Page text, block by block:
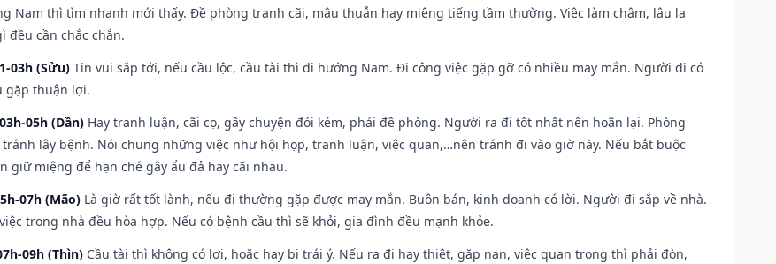
Nam thì tìm nhanh mới thấy. Đề phòng tranh cãi, mâu thuẫn hay miệng tiếng tầm thường. Việc làm chậm, lâu la
đều cần chắc chắn.
03h (Sửu) Tin vui sắp tới, nếu cầu lộc, cầu tài thì đi hướng Nam. Đi công việc gặp gỡ có nhiều may mắn. Người đi có
gặp thuận lợi.
05h (Dần) Hay tranh luận, cãi cọ, gây chuyện đói kém, phải đề phòng. Người ra đi tốt nhất nên hoãn lại. Phòng
lây bệnh. Nói chung những việc như hội họp, tranh luận, việc quan,…nên tránh đi vào giờ này. Nếu bắt buộc
giữ miệng để hạn ché gây ẩu đả hay cãi nhau.
07h (Mão) Là giờ rất tốt lành, nếu đi thường gặp được may mắn. Buôn bán, kinh doanh có lời. Người đi sắp về nhà.
trong nhà đều hòa hợp. Nếu có bệnh cầu thì sẽ khỏi, gia đình đều mạnh khỏe.
09h (Thìn) Cầu tài thì không có lợi, hoặc hay bị trái ý. Nếu ra đi hay thiệt, gặp nạn, việc quan trọng thì phải đòn,